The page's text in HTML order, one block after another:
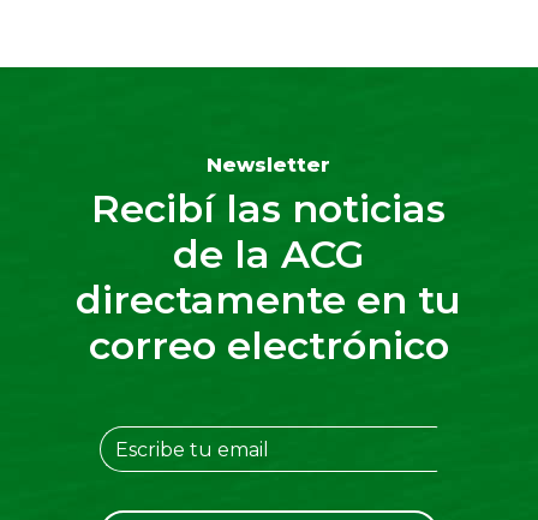
Newsletter
Recibí las noticias
de la ACG
directamente en tu
correo electrónico